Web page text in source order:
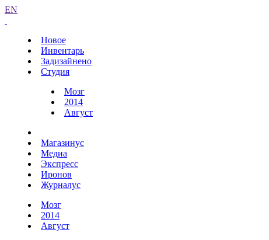
EN
Новое
Инвентарь
Задизайнено
Студия
Мозг
2014
Август
Магазинус
Медиа
Экспресс
Иронов
Журналус
Мозг
2014
Август